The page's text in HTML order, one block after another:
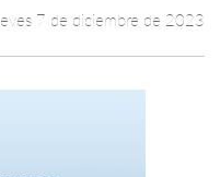
7 de diciembre de 2023